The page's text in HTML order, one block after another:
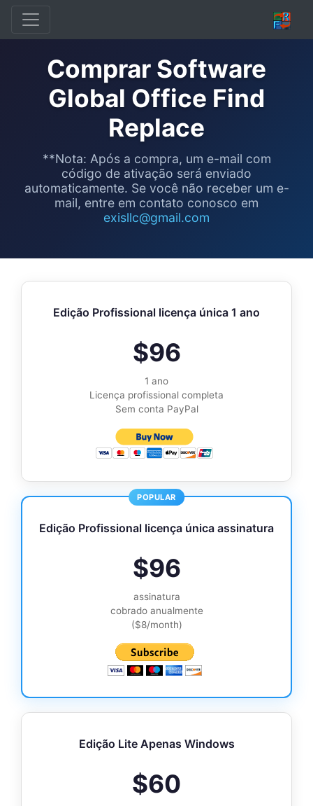
Comprar Software
Global Office Find
Replace
**Nota: Após a compra, um e-mail com
código de ativação será enviado
automaticamente. Se você não receber um e-
mail, entre em contato conosco em
exisllc@gmail.com
Edição Profissional licença única 1 ano
$96
1 ano
Licença profissional completa
Sem conta PayPal
Edição Profissional licença única assinatura
$96
assinatura
cobrado anualmente
($8/month)
Edição Lite Apenas Windows
$60